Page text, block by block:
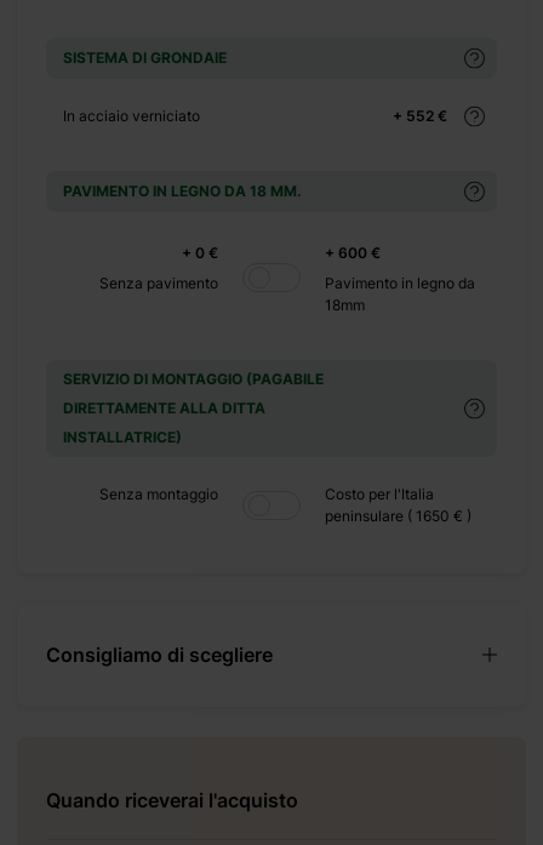
SISTEMA DI GRONDAIE
+ 552 €
In acciaio verniciato
PAVIMENTO IN LEGNO DA 18 MM.
+ 0 €
Senza pavimento
+ 600 €
Pavimento in legno da
18mm
SERVIZIO DI MONTAGGIO (PAGABILE
DIRETTAMENTE ALLA DITTA
INSTALLATRICE)
Senza montaggio
Costo per l'Italia
peninsulare ( 1650 € )
Consigliamo di scegliere
Quando riceverai l'acquisto
+ 0 €
+ 0 €
240 €
+ 0 €
+ 160 €
20 m²